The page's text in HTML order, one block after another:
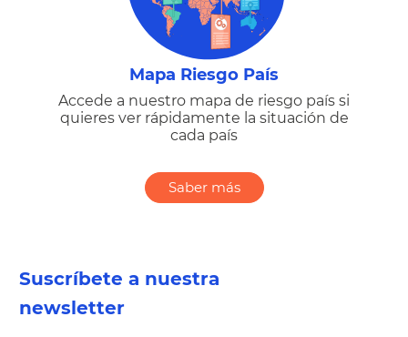
Mapa Riesgo País
Accede a nuestro mapa de riesgo país si
quieres ver rápidamente la situación de
cada país
Saber más
Suscríbete a nuestra
newsletter